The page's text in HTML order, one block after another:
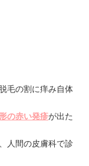
毛の割に痒み自体
の赤い発疹が出た
人間の皮膚科で診